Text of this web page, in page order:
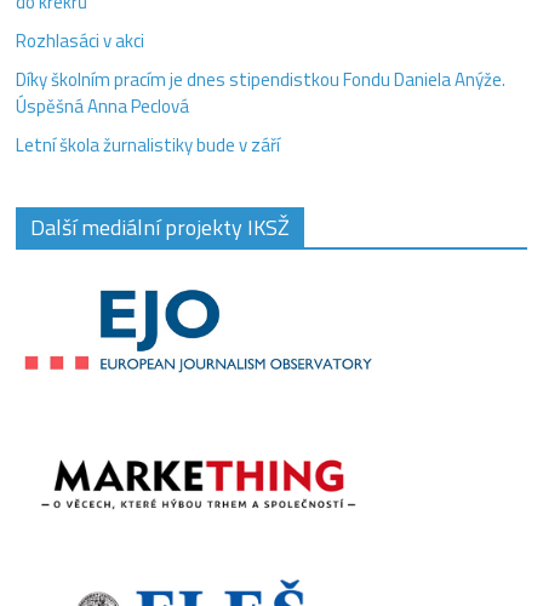
Rozhlasáci v akci
Díky školním pracím je dnes stipendistkou Fondu Daniela Anýže.
Úspěšná Anna Peclová
Letní škola žurnalistiky bude v září
Další mediální projekty IKSŽ